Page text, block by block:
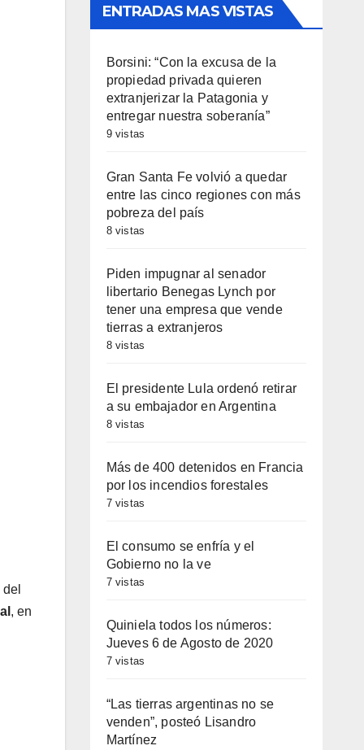
, en
ENTRADAS MAS VISTAS
Borsini: “Con la excusa de la
propiedad privada quieren
extranjerizar la Patagonia y
entregar nuestra soberanía”
9 vistas
Gran Santa Fe volvió a quedar
entre las cinco regiones con más
pobreza del país
8 vistas
Piden impugnar al senador
libertario Benegas Lynch por
tener una empresa que vende
tierras a extranjeros
8 vistas
El presidente Lula ordenó retirar
a su embajador en Argentina
8 vistas
Más de 400 detenidos en Francia
por los incendios forestales
7 vistas
El consumo se enfría y el
Gobierno no la ve
7 vistas
Quiniela todos los números:
Jueves 6 de Agosto de 2020
7 vistas
“Las tierras argentinas no se
venden”, posteó Lisandro
Martínez